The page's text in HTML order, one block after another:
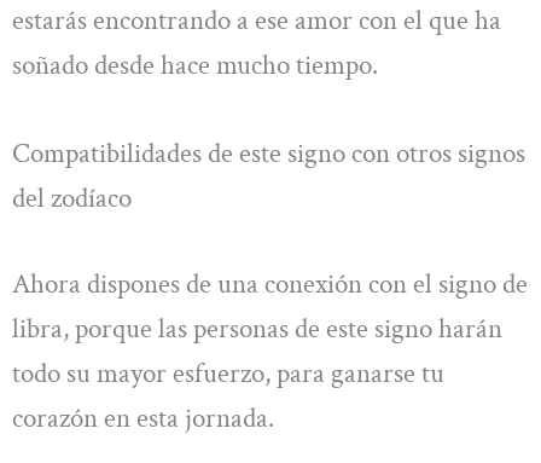
estarás encontrando a ese amor con el que ha
soñado desde hace mucho tiempo.
Compatibilidades de este signo con otros signos
del zodíaco
Ahora dispones de una conexión con el signo de
libra, porque las personas de este signo harán
todo su mayor esfuerzo, para ganarse tu
corazón en esta jornada.